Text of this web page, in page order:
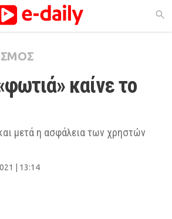
καίνε το
μετά η ασφάλεια των χρηστών
| 13:14